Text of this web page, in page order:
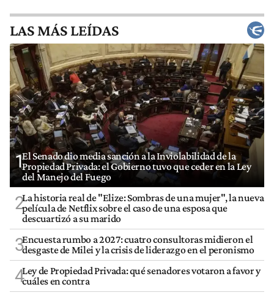
LAS MÁS LEÍDAS
1El Senado dio media sanción a la Inviolabilidad de la
Propiedad Privada: el Gobierno tuvo que ceder en la Ley
del Manejo del Fuego
2La historia real de "Elize: Sombras de una mujer", la nueva
película de Netflix sobre el caso de una esposa que
descuartizó a su marido
3Encuesta rumbo a 2027: cuatro consultoras midieron el
desgaste de Milei y la crisis de liderazgo en el peronismo
4Ley de Propiedad Privada: qué senadores votaron a favor y
cuáles en contra